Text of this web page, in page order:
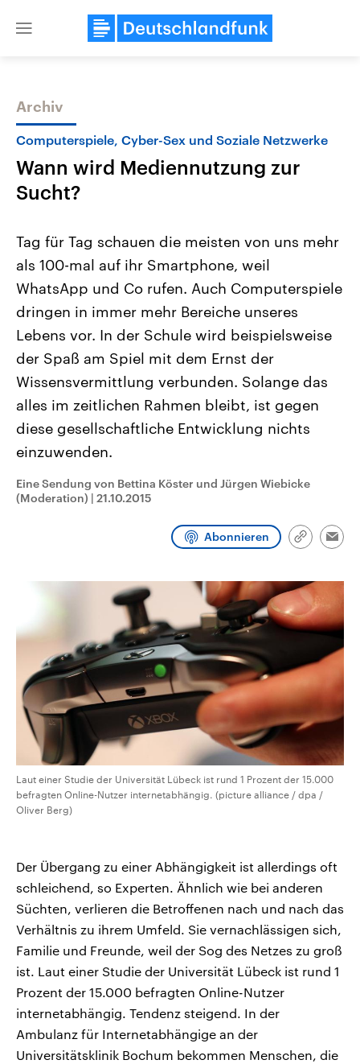
Close
Themen
Landtagswahl Sachsen-Anhalt
2026
Alle Informationen
Sachsen-Anhalt wählt am 6.
September 2026 einen neuen
Landtag. Seit 2021 wird das
Bundesland von einer Koalition aus
CDU, SPD und FDP regiert.-
Umfragen, Prognosen,
Wahlprogramme, aktuelle Berichte
und Hintergründe zu den Parteien
und Kandidaten der anstehenden
Wahl.
USA
Aktuelle Beiträge,
Hintergründe
Wirtschaftlich und
gehören die Vereinigten
den mächtigsten Ländern
mit großem Einfluss auf
Sendungen Programm Podcasts
Audio-Archiv
Archiv
Computerspiele, Cyber-Sex und Soziale Netzwerke
Wann wird Mediennutzung zur
Sucht?
Tag für Tag schauen die meisten von uns mehr
als 100-mal auf ihr Smartphone, weil
WhatsApp und Co rufen. Auch Computerspiele
dringen in immer mehr Bereiche unseres
Lebens vor. In der Schule wird beispielsweise
der Spaß am Spiel mit dem Ernst der
Wissensvermittlung verbunden. Solange das
alles im zeitlichen Rahmen bleibt, ist gegen
diese gesellschaftliche Entwicklung nichts
einzuwenden.
Eine Sendung von Bettina Köster und Jürgen Wiebicke
(Moderation) | 21.10.2015
Abonnieren
Link
Laut einer Studie der Universität Lübeck ist rund 1 Prozent der 15.000
befragten Online-Nutzer internetabhängig. (picture alliance / dpa /
Oliver Berg)
Der Übergang zu einer Abhängigkeit ist allerdings oft
schleichend, so Experten. Ähnlich wie bei anderen
Süchten, verlieren die Betroffenen nach und nach das
Verhältnis zu ihrem Umfeld. Sie vernachlässigen sich,
Familie und Freunde, weil der Sog des Netzes zu groß
ist. Laut einer Studie der Universität Lübeck ist rund 1
Prozent der 15.000 befragten Online-Nutzer
internetabhängig. Tendenz steigend. In der
Ambulanz für Internetabhängige an der
Universitätsklinik Bochum bekommen Menschen, die